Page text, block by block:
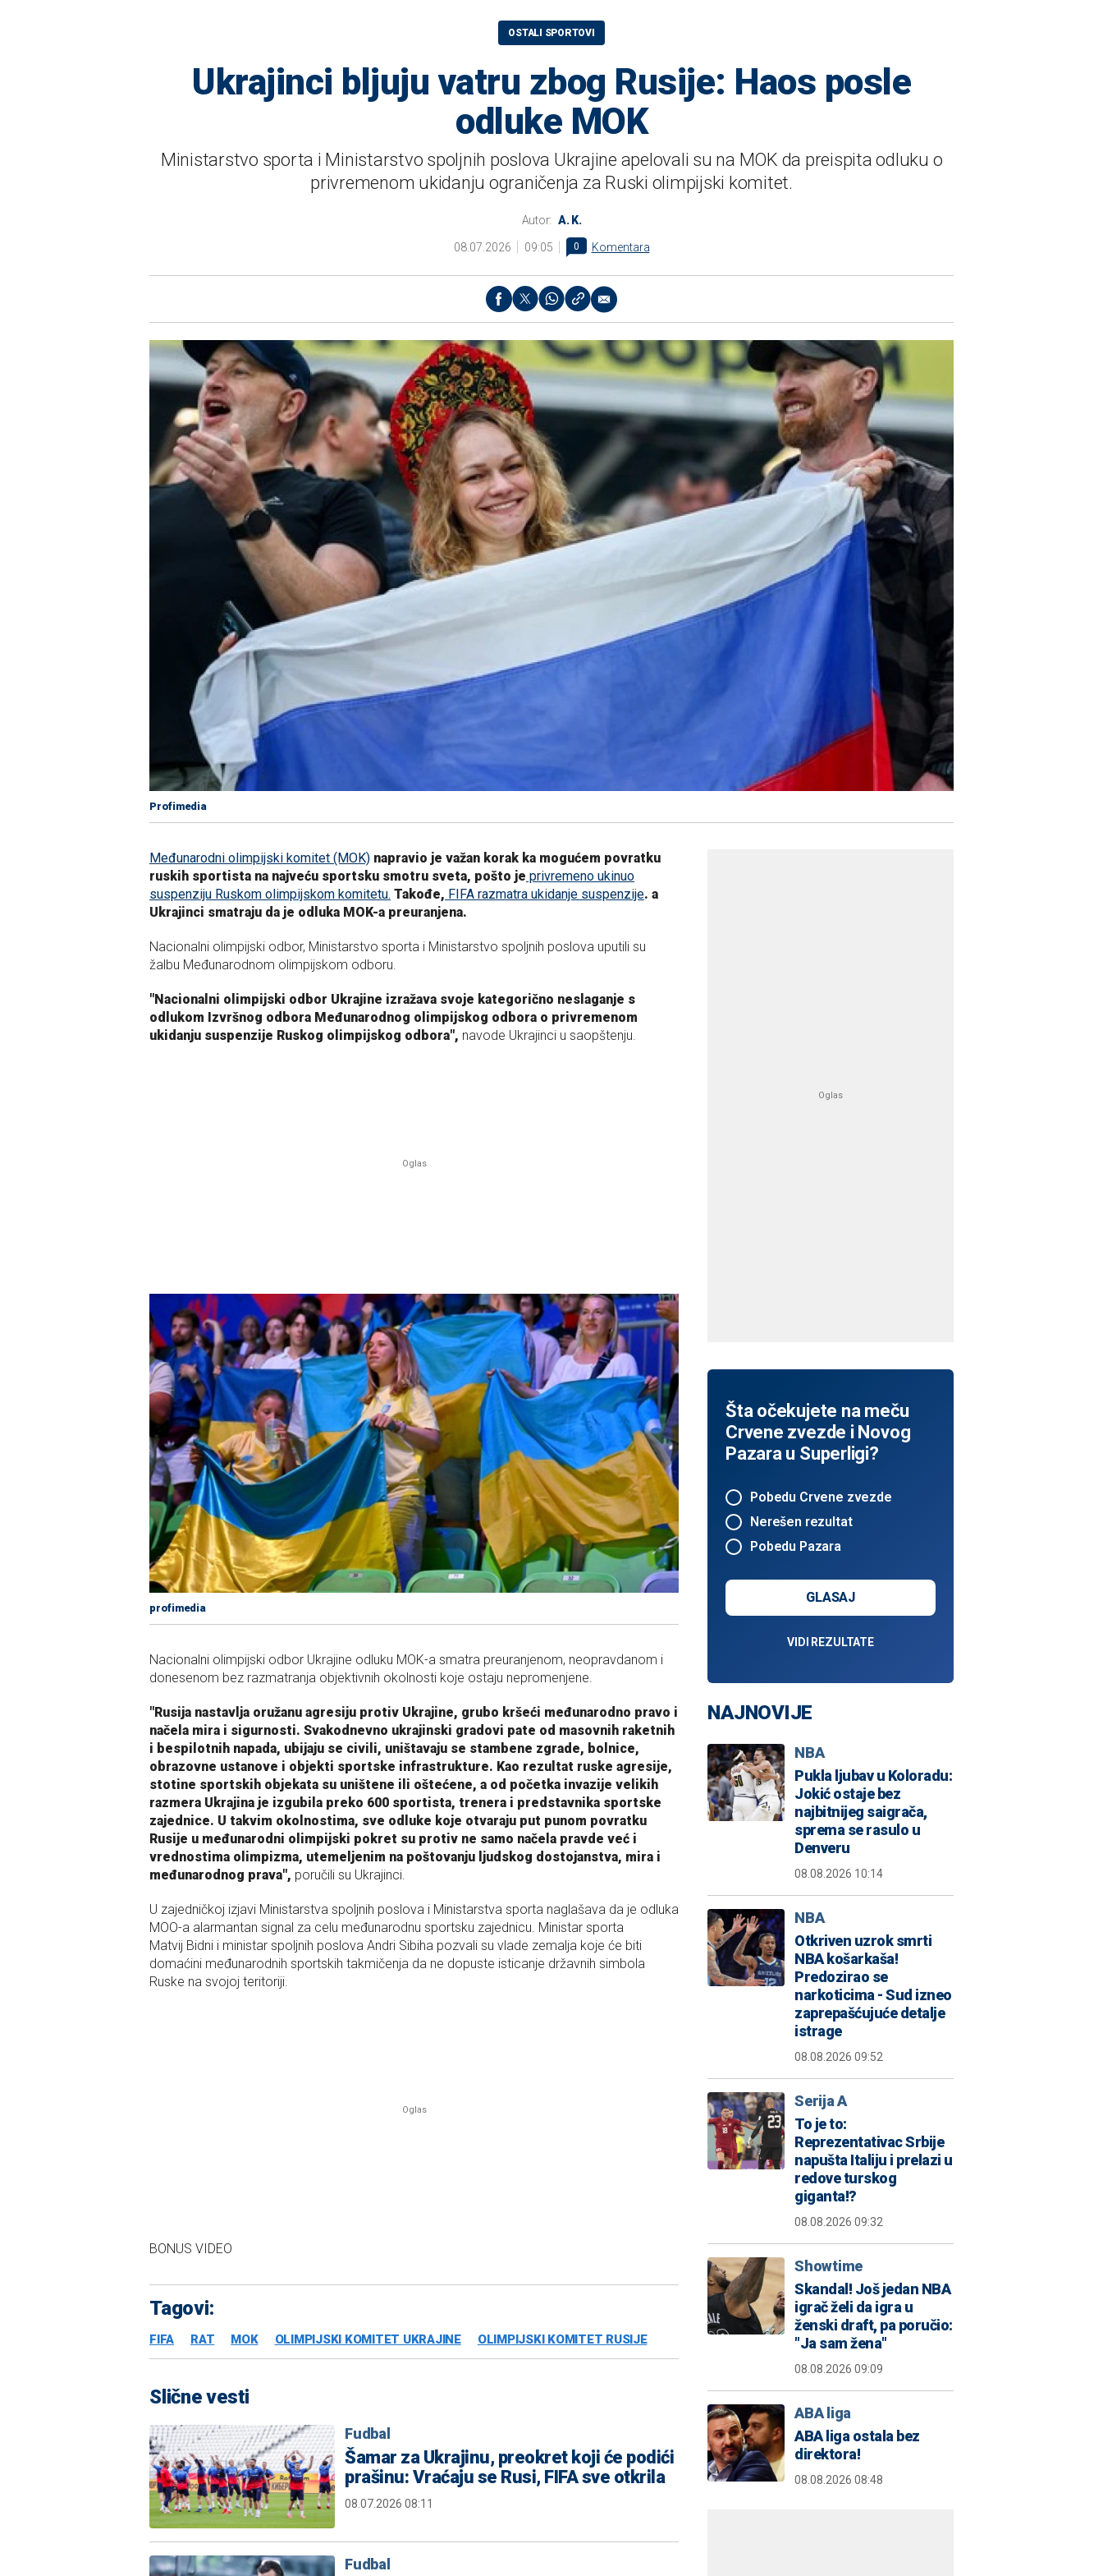
OSTALI SPORTOVI
Ukrajinci bljuju vatru zbog Rusije: Haos posle
odluke MOK
Ministarstvo sporta i Ministarstvo spoljnih poslova Ukrajine apelovali su na MOK da preispita odluku o
privremenom ukidanju ograničenja za Ruski olimpijski komitet.
Autor: A. K.
08.07.2026 09:05 0 Komentara
Profimedia
Međunarodni olimpijski komitet (MOK) napravio je važan korak ka mogućem povratku
ruskih sportista na najveću sportsku smotru sveta, pošto je privremeno ukinuo
suspenziju Ruskom olimpijskom komitetu. Takođe, FIFA razmatra ukidanje suspenzije. a
Ukrajinci smatraju da je odluka MOK-a preuranjena.
Nacionalni olimpijski odbor, Ministarstvo sporta i Ministarstvo spoljnih poslova uputili su
žalbu Međunarodnom olimpijskom odboru.
"Nacionalni olimpijski odbor Ukrajine izražava svoje kategorično neslaganje s
odlukom Izvršnog odbora Međunarodnog olimpijskog odbora o privremenom
ukidanju suspenzije Ruskog olimpijskog odbora", navode Ukrajinci u saopštenju.
profimedia
Nacionalni olimpijski odbor Ukrajine odluku MOK-a smatra preuranjenom, neopravdanom i
donesenom bez razmatranja objektivnih okolnosti koje ostaju nepromenjene.
"Rusija nastavlja oružanu agresiju protiv Ukrajine, grubo kršeći međunarodno pravo i
načela mira i sigurnosti. Svakodnevno ukrajinski gradovi pate od masovnih raketnih
i bespilotnih napada, ubijaju se civili, uništavaju se stambene zgrade, bolnice,
obrazovne ustanove i objekti sportske infrastrukture. Kao rezultat ruske agresije,
stotine sportskih objekata su uništene ili oštećene, a od početka invazije velikih
razmera Ukrajina je izgubila preko 600 sportista, trenera i predstavnika sportske
zajednice. U takvim okolnostima, sve odluke koje otvaraju put punom povratku
Rusije u međunarodni olimpijski pokret su protiv ne samo načela pravde već i
vrednostima olimpizma, utemeljenim na poštovanju ljudskog dostojanstva, mira i
međunarodnog prava", poručili su Ukrajinci.
U zajedničkoj izjavi Ministarstva spoljnih poslova i Ministarstva sporta naglašava da je odluka
MOO-a alarmantan signal za celu međunarodnu sportsku zajednicu. Ministar sporta
Matvij Bidni i ministar spoljnih poslova Andri Sibiha pozvali su vlade zemalja koje će biti
domaćini međunarodnih sportskih takmičenja da ne dopuste isticanje državnih simbola
Ruske na svojoj teritoriji.
BONUS VIDEO
Tagovi:
FIFA RAT MOK OLIMPIJSKI KOMITET UKRAJINE OLIMPIJSKI KOMITET RUSIJE
Slične vesti
Fudbal
Šamar za Ukrajinu, preokret koji će podići
prašinu: Vraćaju se Rusi, FIFA sve otkrila
08.07.2026 08:11
Fudbal
Šta očekujete na meču
Crvene zvezde i Novog
Pazara u Superligi?
Pobedu Crvene zvezde
Nerešen rezultat
Pobedu Pazara
GLASAJ
VIDI REZULTATE
NAJNOVIJE
NBA
Pukla ljubav u Koloradu:
Jokić ostaje bez
najbitnijeg saigrača,
sprema se rasulo u
Denveru
08.08.2026 10:14
NBA
Otkriven uzrok smrti
NBA košarkaša!
Predozirao se
narkoticima - Sud izneo
zaprepašćujuće detalje
istrage
08.08.2026 09:52
Serija A
To je to:
Reprezentativac Srbije
napušta Italiju i prelazi u
redove turskog
giganta!?
08.08.2026 09:32
Showtime
Skandal! Još jedan NBA
igrač želi da igra u
ženski draft, pa poručio:
"Ja sam žena"
08.08.2026 09:09
ABA liga
ABA liga ostala bez
direktora!
08.08.2026 08:48